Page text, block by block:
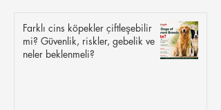
Farklı cins köpekler çiftleşebilir
mi? Güvenlik, riskler, gebelik ve
neler beklenmeli?